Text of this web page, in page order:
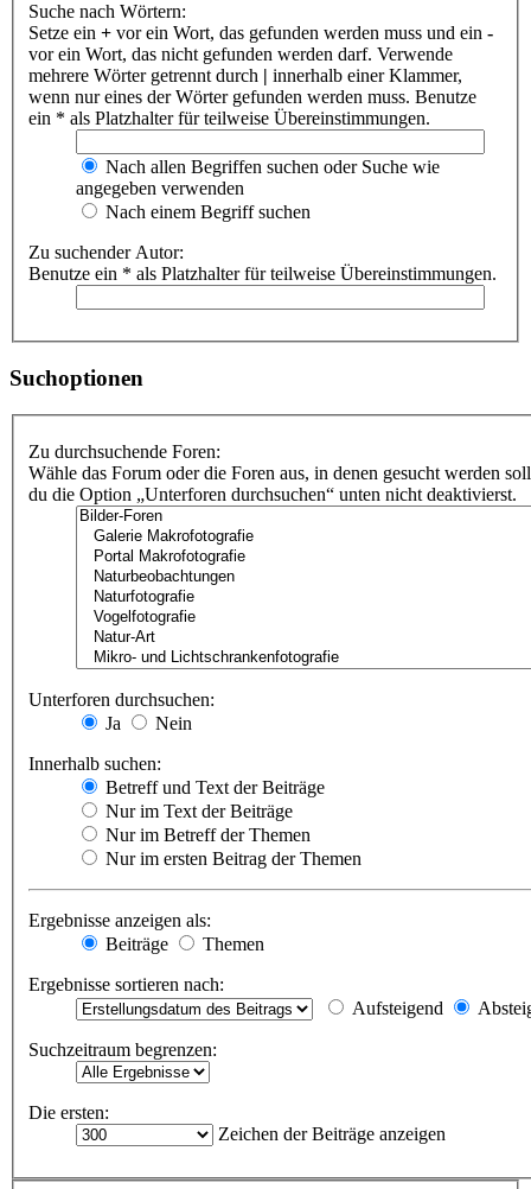
Suche nach Wörtern:
Setze ein + vor ein Wort, das gefunden werden muss und ein -
vor ein Wort, das nicht gefunden werden darf. Verwende
mehrere Wörter getrennt durch | innerhalb einer Klammer,
wenn nur eines der Wörter gefunden werden muss. Benutze
ein * als Platzhalter für teilweise Übereinstimmungen.
Nach allen Begriffen suchen oder Suche wie
angegeben verwenden
Nach einem Begriff suchen
Zu suchender Autor:
Benutze ein * als Platzhalter für teilweise Übereinstimmungen.
Suchoptionen
Zu durchsuchende Foren:
Wähle das Forum oder die Foren aus, in denen gesucht werden
du die Option „Unterforen durchsuchen“ unten nicht deaktivierst.
Unterforen durchsuchen:
Ja
Nein
Innerhalb suchen:
Betreff und Text der Beiträge
Nur im Text der Beiträge
Nur im Betreff der Themen
Nur im ersten Beitrag der Themen
Ergebnisse anzeigen als:
Beiträge
Themen
Ergebnisse sortieren nach:
Aufsteigend
Suchzeitraum begrenzen:
Die ersten:
Zeichen der Beiträge anzeigen